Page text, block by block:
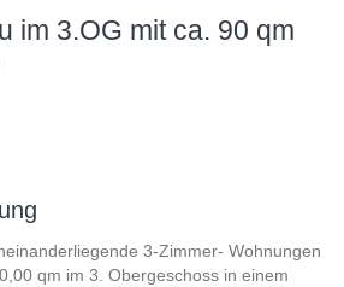
im 3.OG mit ca. 90 qm
3-Zimmer- Wohnungen
qm im 3. Obergeschoss in einem